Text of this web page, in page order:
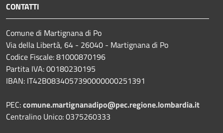
CONTATTI
Comune di Martignana di Po
Via della Libertà, 64 - 26040 - Martignana di Po
Codice Fiscale: 81000870196
Partita IVA: 00180230195
IBAN: IT42B0834057390000000251391
PEC:comune.martignanadipo@pec.regione.lombardia.it
Centralino Unico: 0375260333